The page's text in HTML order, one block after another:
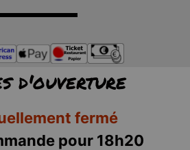
d'ouverture
fermé
pour 18h20